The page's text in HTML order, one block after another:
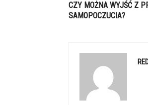
CZY MOŻNA WYJŚĆ Z
SAMOPOCZUCIA?